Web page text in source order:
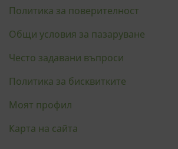
Политика за поверителност
Общи условия за пазаруване
Често задавани въпроси
Политика за бисквитките
Моят профил
Карта на сайта